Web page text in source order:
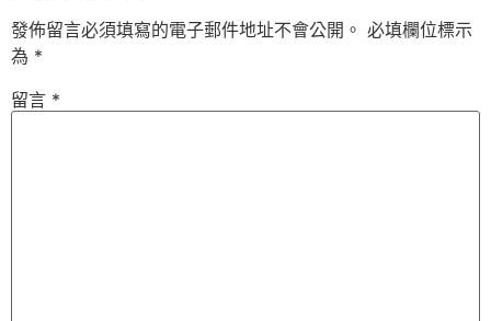
發佈留言必須填寫的電子郵件地址不會公開。 必填欄位標示
為 *
留言 *